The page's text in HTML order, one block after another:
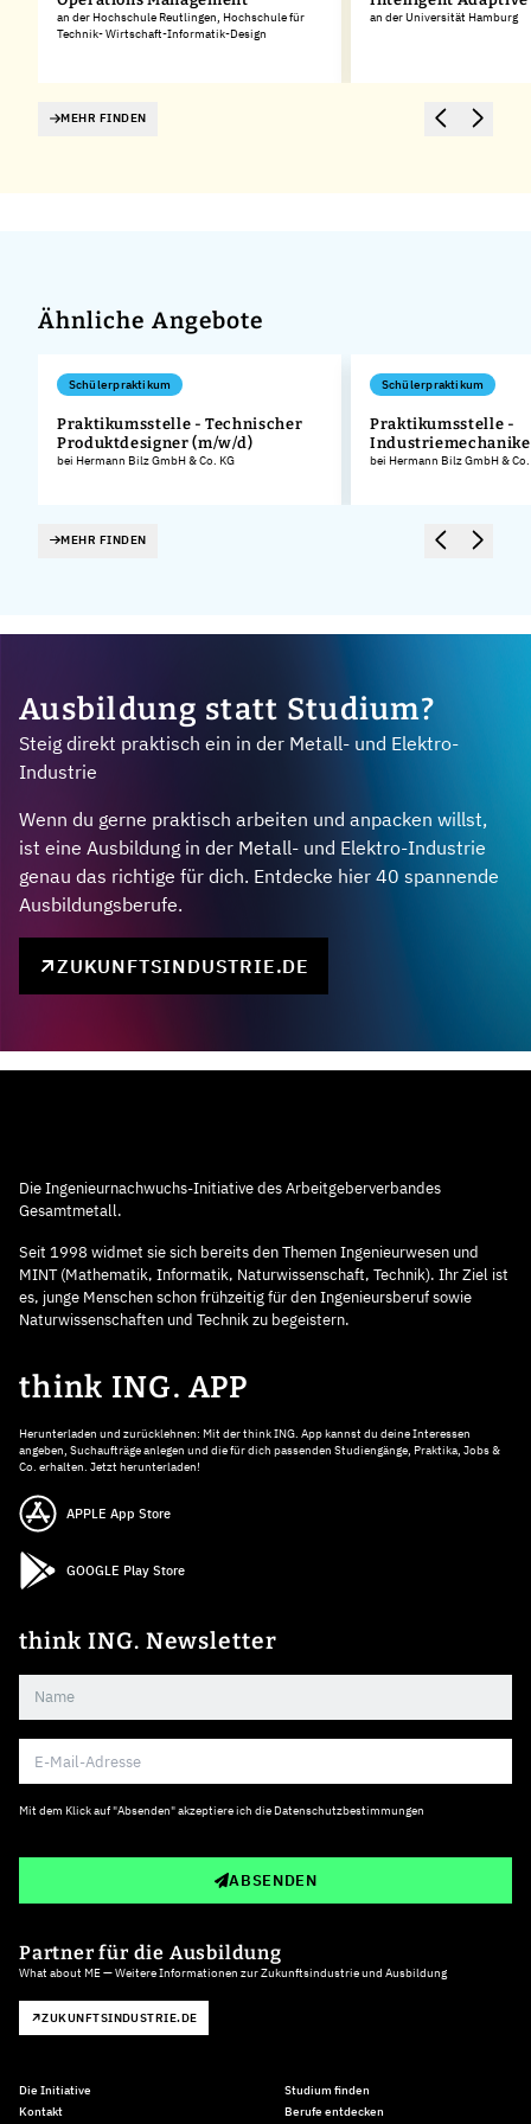
an der Hochschule Reutlingen, Hochschule für
Technik- Wirtschaft-Informatik-Design
an der Universität Hamburg
MEHR FINDEN
Ähnliche Angebote
Schülerpraktikum
Praktikumsstelle - Technischer
Produktdesigner (m/w/d)
bei Hermann Bilz GmbH & Co. KG
Schülerpraktikum
Praktikumsstelle -
bei Hermann Bilz GmbH & Co.
MEHR FINDEN
Ausbildung statt Studium?
Steig direkt praktisch ein in der Metall- und Elektro-
Industrie
Wenn du gerne praktisch arbeiten und anpacken willst,
ist eine Ausbildung in der Metall- und Elektro-Industrie
genau das richtige für dich. Entdecke hier 40 spannende
Ausbildungsberufe.
ZUKUNFTSINDUSTRIE.DE
Die Ingenieurnachwuchs-Initiative des Arbeitgeberverbandes
Gesamtmetall.
Seit 1998 widmet sie sich bereits den Themen Ingenieurwesen und
MINT (Mathematik, Informatik, Naturwissenschaft, Technik). Ihr Ziel ist
es, junge Menschen schon frühzeitig für den Ingenieursberuf sowie
Naturwissenschaften und Technik zu begeistern.
think ING. APP
Herunterladen und zurücklehnen: Mit der think ING. App kannst du deine Interessen
angeben, Suchaufträge anlegen und die für dich passenden Studiengänge, Praktika, Jobs &
Co. erhalten. Jetzt herunterladen!
APPLE App Store
GOOGLE Play Store
think ING. Newsletter
Mit dem Klick auf "Absenden" akzeptiere ich die Datenschutzbestimmungen
ABSENDEN
Partner für die Ausbildung
What about ME — Weitere Informationen zur Zukunftsindustrie und Ausbildung
ZUKUNFTSINDUSTRIE.DE
Die Initiative
Kontakt
Studium finden
Berufe entdecken